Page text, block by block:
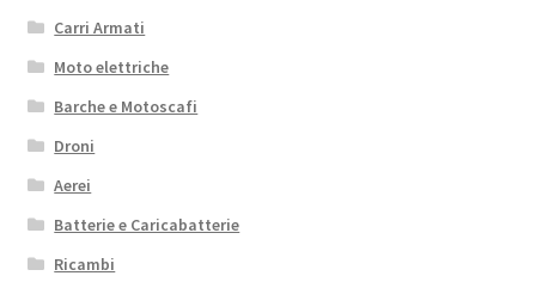
Carri Armati
Moto elettriche
Barche e Motoscafi
Droni
Aerei
Batterie e Caricabatterie
Ricambi